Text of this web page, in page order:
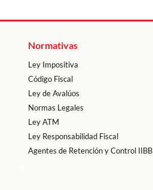
Normativas
Ley Impositiva
Código Fiscal
Ley de Avalúos
Normas Legales
Ley ATM
Ley Responsabilidad Fiscal
Agentes de Retención y Control IIBB